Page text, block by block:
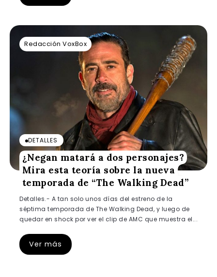
Redacción VoxBox
DETALLES
¿Negan matará a dos personajes?
Mira esta teoría sobre la nueva
temporada de “The Walking Dead”
Detalles.- A tan solo unos días del estreno de la
séptima temporada de The Walking Dead, y luego de
quedar en shock por ver el clip de AMC que muestra el...
Ver más